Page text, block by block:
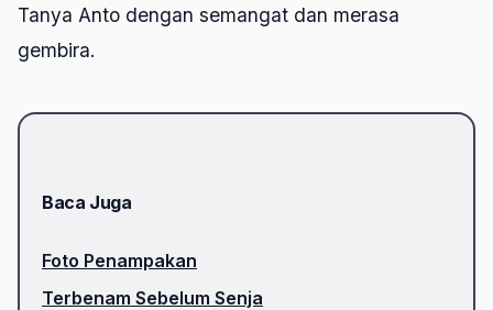
Tanya Anto dengan semangat dan merasa
gembira.
Baca Juga
Foto Penampakan
Terbenam Sebelum Senja